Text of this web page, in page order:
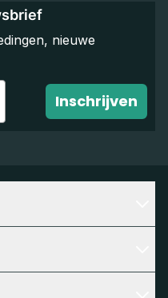
nieuwe
Inschrijven